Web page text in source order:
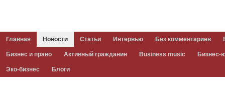
Главная Новости Статьи Интервью Без комментариев
Бизнес и право Активный гражданин Business music Бизнес-
Эко-бизнес Блоги